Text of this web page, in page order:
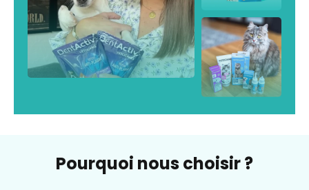
Pourquoi nous choisir ?